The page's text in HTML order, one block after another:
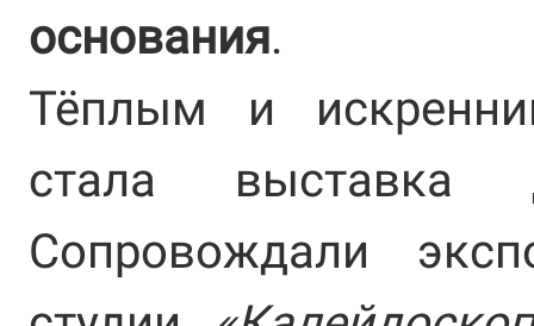
основания.
Тёплым и
стала выставка
Сопровождали